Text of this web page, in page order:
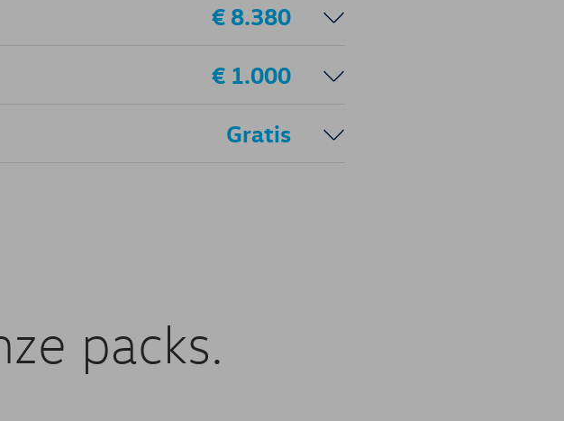
€ 8.380
€ 1.000
Gratis
packs.